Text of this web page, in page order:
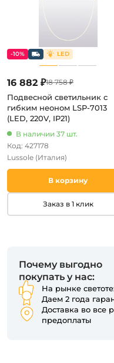
16 882 ₽18 758 ₽
-10%
Подвесной светильник с
гибким неоном LSP-7013
(LED, 220V, IP21)
В наличии 37 шт.
Код: 427178
Lussole (Италия)
В корзину
Заказ в 1 клик
Почему выгодно
покупать у нас:
На рынке
Даем 2 года
Доставка во все
предоплаты